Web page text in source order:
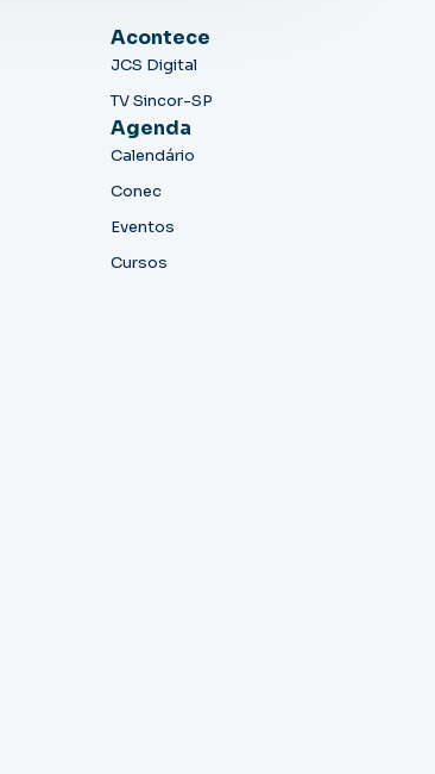
Acontece
JCS Digital
TV Sincor-SP
Agenda
Calendário
Conec
Eventos
Cursos